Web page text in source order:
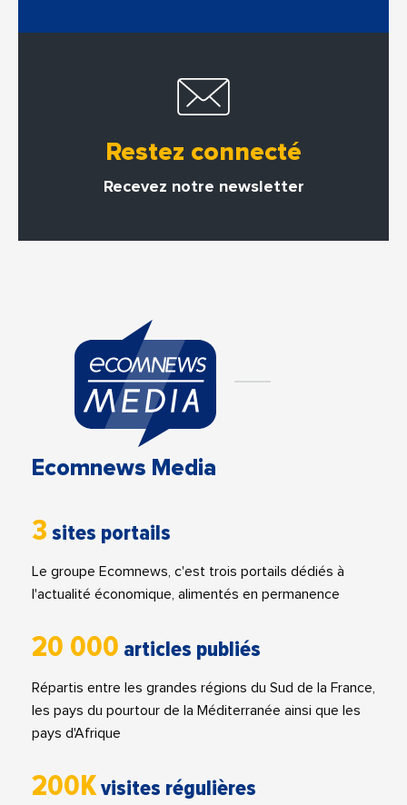
Restez connecté
Recevez notre newsletter
Ecomnews Media
3 sites portails
Le groupe Ecomnews, c'est trois portails dédiés à
l'actualité économique, alimentés en permanence
20 000 articles publiés
Répartis entre les grandes régions du Sud de la France,
les pays du pourtour de la Méditerranée ainsi que les
pays d'Afrique
200Kvisites régulières